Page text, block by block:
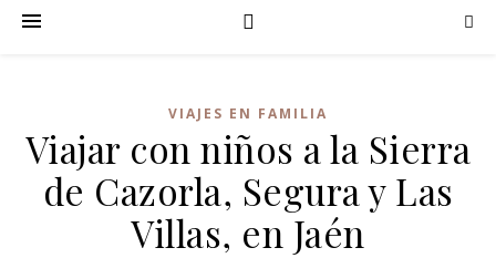
VIAJES EN FAMILIA
Viajar con niños a la Sierra
de Cazorla, Segura y Las
Villas, en Jaén